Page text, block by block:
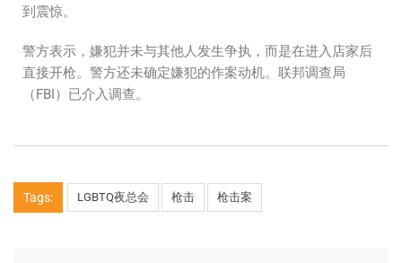
到震惊。
警方表示，嫌犯并未与其他人发生争执，而是在进入店家后
直接开枪。警方还未确定嫌犯的作案动机。联邦调查局
（FBI）已介入调查。
Tags: LGBTQ夜总会 枪击 枪击案